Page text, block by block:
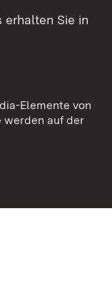
erhalten Sie in
Elemente von
werden auf der